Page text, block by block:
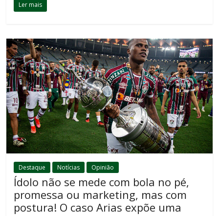
Ler mais
Destaque Notícias Opinião
Ídolo não se mede com bola no pé,
promessa ou marketing, mas com
postura! O caso Arias expõe uma